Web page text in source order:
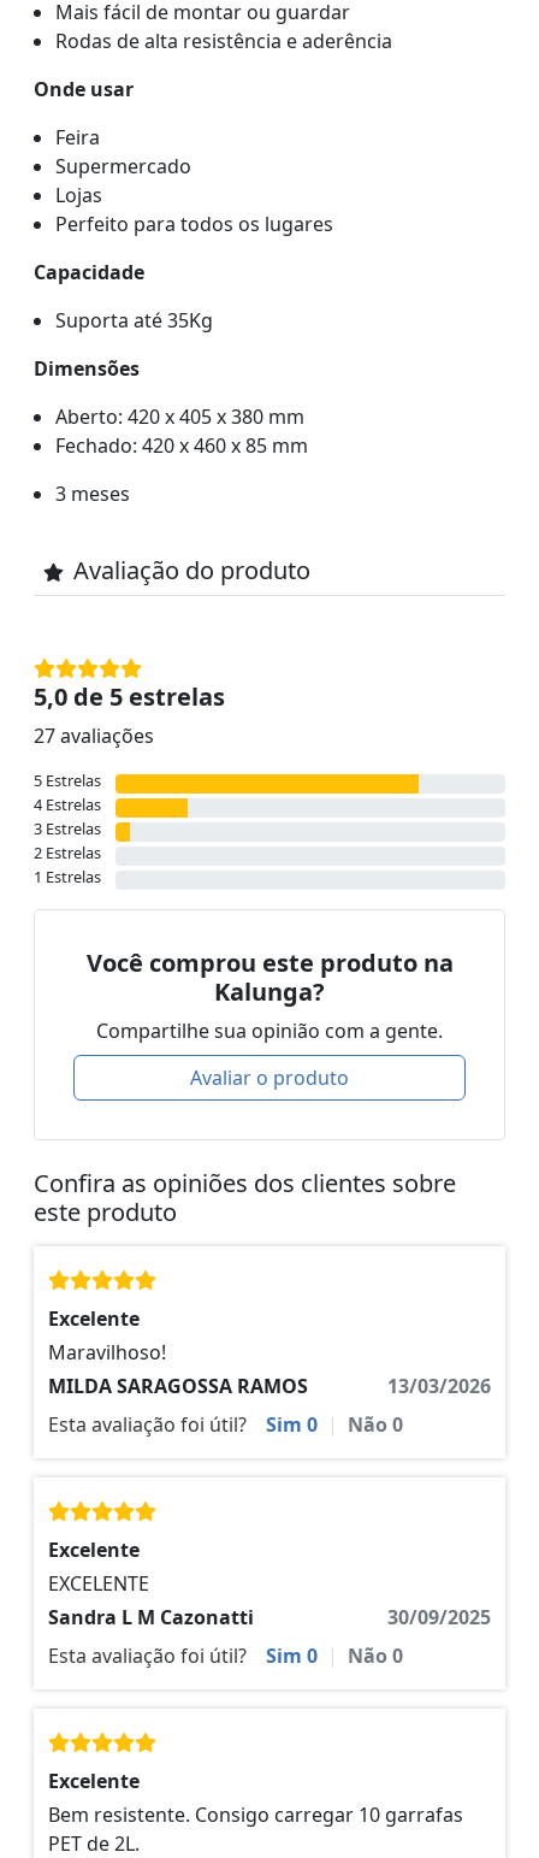
Mais fácil de montar ou guardar
Rodas de alta resistência e aderência
Onde usar
Feira
Supermercado
Lojas
Perfeito para todos os lugares
Capacidade
Suporta até 35Kg
Dimensões
Aberto: 420 x 405 x 380 mm
Fechado: 420 x 460 x 85 mm
3 meses
Avaliação do produto
5,0 de 5 estrelas
27 avaliações
5 Estrelas
4 Estrelas
3 Estrelas
2 Estrelas
1 Estrelas
Você comprou este produto na
Kalunga?
Compartilhe sua opinião com a gente.
Avaliar o produto
Confira as opiniões dos clientes sobre
este produto
Excelente
Maravilhoso!
MILDA SARAGOSSA RAMOS
13/03/2026
Esta avaliação foi útil?
Sim 0 | Não0
Excelente
EXCELENTE
Sandra L M Cazonatti
30/09/2025
Esta avaliação foi útil?
Sim 0 | Não0
Excelente
Bem resistente. Consigo carregar 10 garrafas
PET de 2L.